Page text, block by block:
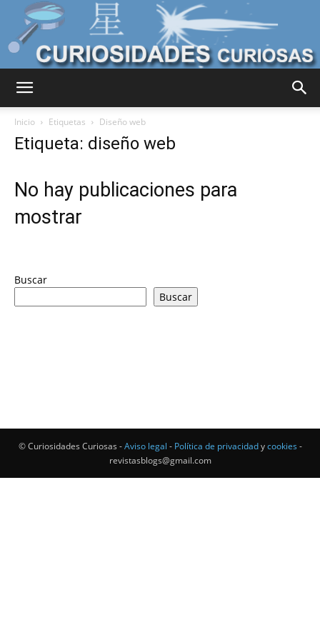
Mundo
Inicio Etiquetas Diseño web
Etiqueta: diseño web
No hay publicaciones para
mostrar
Buscar
Buscar
© Curiosidades Curiosas -Aviso legal - Política de privacidadycookies -
revistasblogs@gmail.com